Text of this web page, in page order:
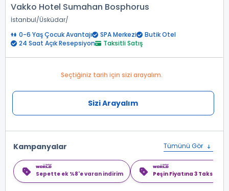
Vakko Hotel Sumahan Bosphorus
İstanbul Üsküdar
0-6 Yaş Çocuk Avantajı
SPA Merkezi
Butik Otel
24 Saat Açık Resepsiyon
Taksitli Satış
Seçtiğiniz tarih için sizi arayalım.
Sizi Arayalım
Kampanyalar Tümünü Gör
Sepette ek %8'e varan indirim Peşin Fiyatına 3 Taksit